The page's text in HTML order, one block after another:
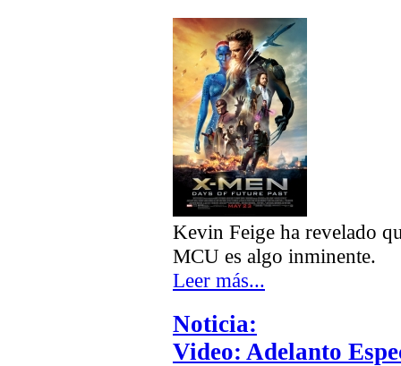
Kevin Feige ha revelado
MCU es algo inminente.
Leer más...
Noticia:
Video: Adelanto